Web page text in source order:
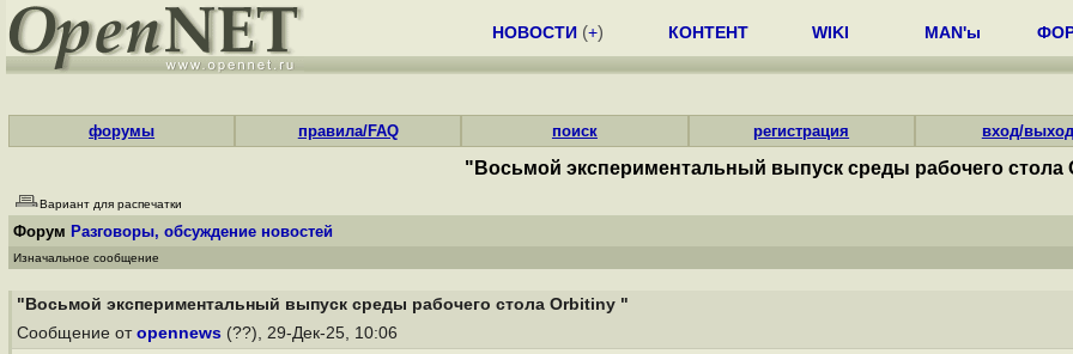
НОВОСТИ (+) КОНТЕНТ WIKI MAN'ы
форумы правила/FAQ поиск регистрация вход/выход
"Восьмой экспериментальный выпуск среды рабочего стола
Вариант для распечатки
Форум Разговоры, обсуждение новостей
Изначальное сообщение
"Восьмой экспериментальный выпуск среды рабочего стола Orbitiny "
Сообщение от opennews (??), 29-Дек-25, 10:06